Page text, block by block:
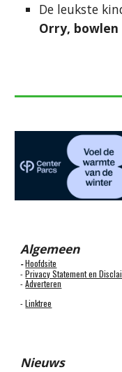
De leukste
Orry, bowlen
Algemeen
-Hoofdsite
-Privacy Statement en
-Adverteren
-Linktree
Nieuws